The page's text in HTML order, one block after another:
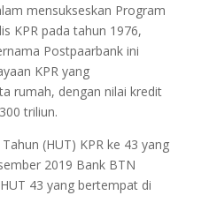
mensukseskan Program
KPR pada tahun 1976,
Postpaarbank ini
KPR yang
rumah, dengan nilai kredit
triliun.
(HUT) KPR ke 43 yang
2019 Bank BTN
43 yang bertempat di